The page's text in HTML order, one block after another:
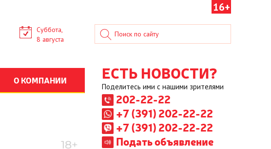
16+
Суббота,
8 августа
О КОМПАНИИ ЕСТЬ НОВОСТИ?
Поделитесь ими с нашими зрителями
202-22-22
+7 (391) 202-22-22
+7 (391) 202-22-22
Подать объявление